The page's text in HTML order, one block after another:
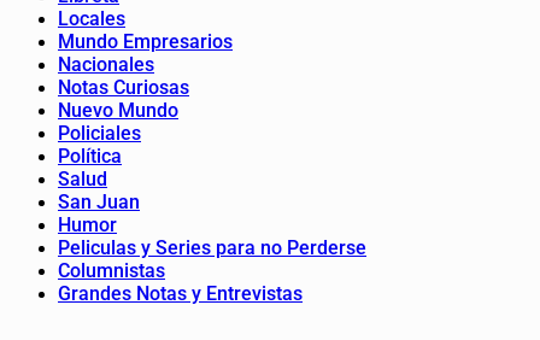
Locales
Mundo Empresarios
Nacionales
Notas Curiosas
Nuevo Mundo
Policiales
Política
Salud
San Juan
Humor
Peliculas y Series para no Perderse
Columnistas
Grandes Notas y Entrevistas